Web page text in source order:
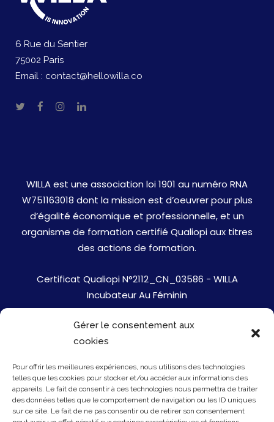
Gérer le consentement aux
cookies
Pour offrir les meilleures expériences, nous utilisons des technologies
telles que les cookies pour stocker et/ou accéder aux informations des
appareils. Le fait de consentir à ces technologies nous permettra de traiter
des données telles que le comportement de navigation ou les ID uniques
sur ce site. Le fait de ne pas consentir ou de retirer son consentement
6 Rue du Sentier
75002 Paris
Email : contact@hellowilla.co
WILLA est une association loi 1901 au numéro RNA
W751163018 dont la mission est d’oeuvrer pour plus
d’égalité économique et professionnelle, et un
organisme de formation certifié Qualiopi aux titres
des actions de formation.
Certificat Qualiopi N°2112_CN_03586 - WILLA
Incubateur Au Féminin
Jobs
Mentions Légales
Politique de cookies
Presse